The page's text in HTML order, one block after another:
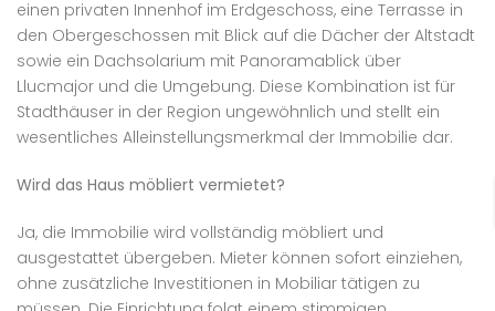
einen privaten Innenhof im Erdgeschoss, eine Terrasse in
den Obergeschossen mit Blick auf die Dächer der Altstadt
sowie ein Dachsolarium mit Panoramablick über
Llucmajor und die Umgebung. Diese Kombination ist für
Stadthäuser in der Region ungewöhnlich und stellt ein
wesentliches Alleinstellungsmerkmal der Immobilie dar.
Wird das Haus möbliert vermietet?
Ja, die Immobilie wird vollständig möbliert und
ausgestattet übergeben. Mieter können sofort einziehen,
ohne zusätzliche Investitionen in Mobiliar tätigen zu